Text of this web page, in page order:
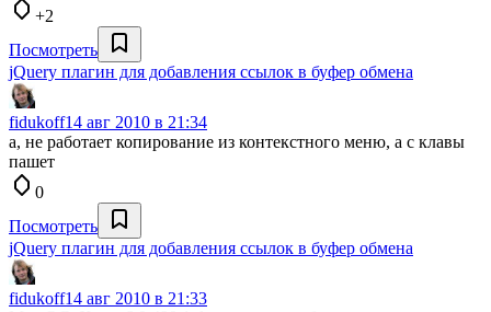
+2
Посмотреть
jQuery плагин для добавления ссылок в буфер обмена
fidukoff14 авг 2010 в 21:34
а, не работает копирование из контекстного меню, а с клавы
пашет
0
Посмотреть
jQuery плагин для добавления ссылок в буфер обмена
fidukoff14 авг 2010 в 21:33